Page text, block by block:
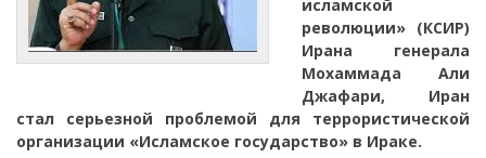
исламской
революции» (КСИР)
Ирана генерала
Мохаммада Али
Джафари, Иран
стал серьезной проблемой для террористической
организации «Исламское государство» в Ираке.